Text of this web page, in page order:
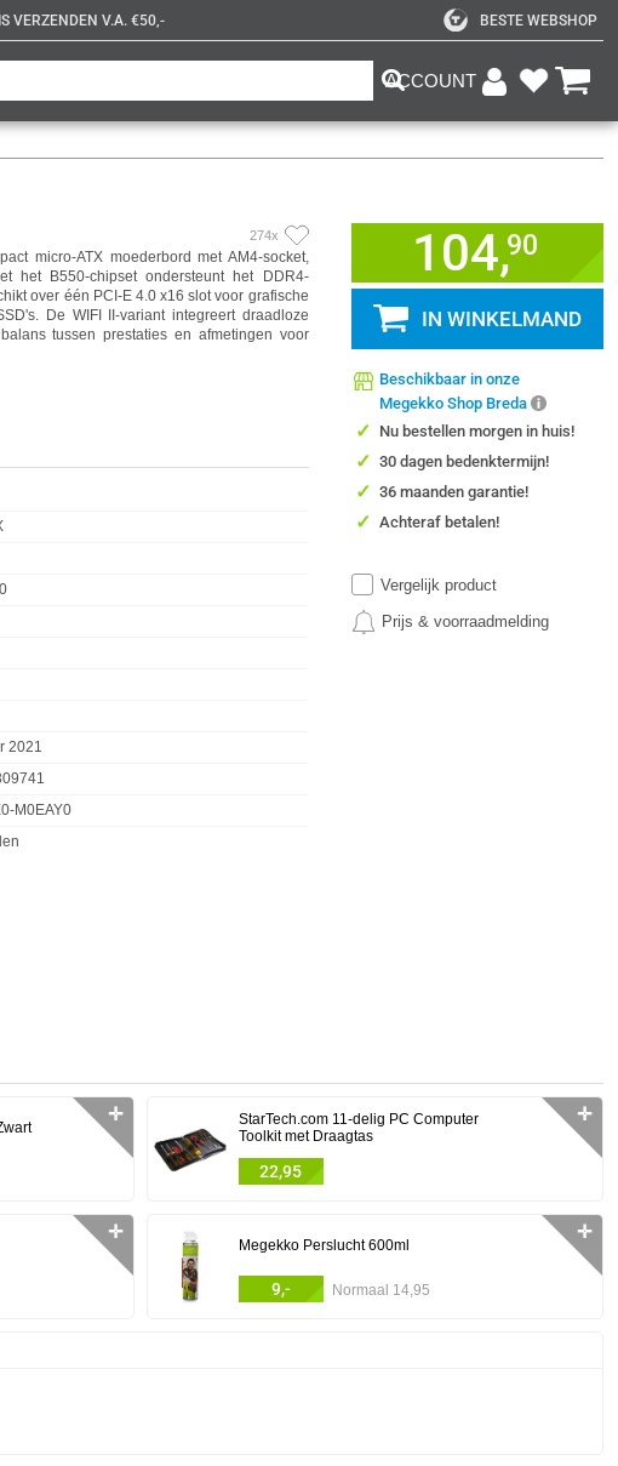
VERZENDEN V.A. €50,- BESTE WEBSHOP
ACCOUNT
274x
micro-ATX moederbord met AM4-socket,
het B550-chipset ondersteunt het DDR4-
over één PCI-E 4.0 x16 slot voor grafische
De WIFI II-variant integreert draadloze
tussen prestaties en afmetingen voor
2021
M0EAY0
104,90
IN WINKELMAND
Beschikbaar in onze
Megekko Shop Breda
✓ Nu bestellen morgen in huis!
✓ 30 dagen bedenktermijn!
✓ 36 maanden garantie!
✓ Achteraf betalen!
Vergelijk product
Prijs & voorraadmelding
✛
StarTech.com 11-delig PC Computer
Toolkit met Draagtas
22,95
✛
✛
Megekko Perslucht 600ml
9,- Normaal 14,95
✛